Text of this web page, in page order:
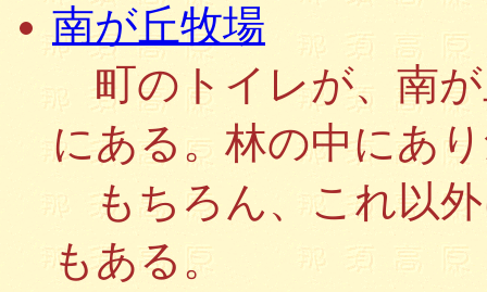
南が丘牧場
町のトイレが、南が
にある。林の中にあ
もちろん、これ以外
もある。